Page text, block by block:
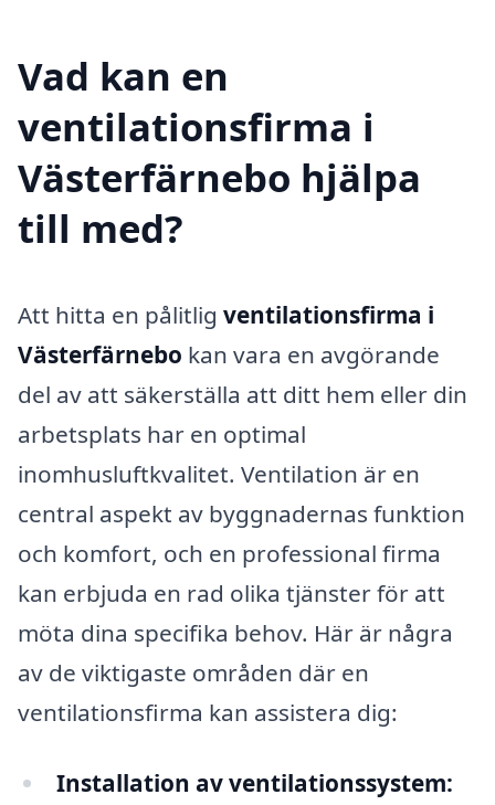
Vad kan en
ventilationsfirma i
Västerfärnebo hjälpa
till med?
Att hitta en pålitlig ventilationsfirma i
Västerfärnebo kan vara en avgörande
del av att säkerställa att ditt hem eller din
arbetsplats har en optimal
inomhusluftkvalitet. Ventilation är en
central aspekt av byggnadernas funktion
och komfort, och en professional firma
kan erbjuda en rad olika tjänster för att
möta dina specifika behov. Här är några
av de viktigaste områden där en
ventilationsfirma kan assistera dig:
Installation av ventilationssystem: